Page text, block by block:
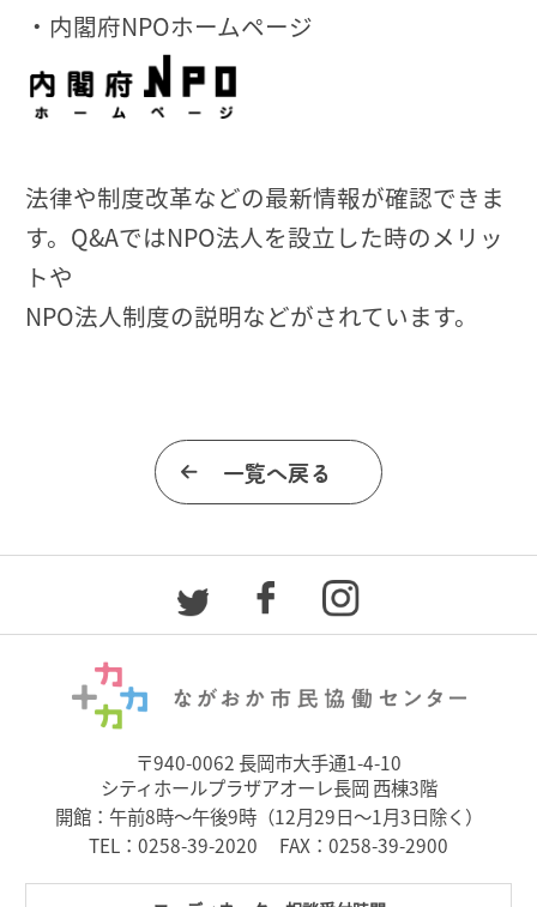
・内閣府NPOホームページ
法律や制度改革などの最新情報が確認できま
す。Q&AではNPO法人を設立した時のメリッ
トや
NPO法人制度の説明などがされています。
一覧へ戻る
〒940-0062 長岡市大手通1-4-10
シティホールプラザアオーレ長岡 西棟3階
開館：午前8時～午後9時（12月29日～1月3日除く）
TEL： 0258-39-2020 FAX：0258-39-2900